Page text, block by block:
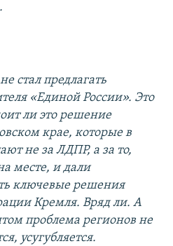
стал предлагать
«Единой России». Это
ли это решение
крае, которые в
не за ЛДПР, а за то,
месте, и дали
ключевые решения
Кремля. Вряд ли. А
проблема регионов не
усугубляется.